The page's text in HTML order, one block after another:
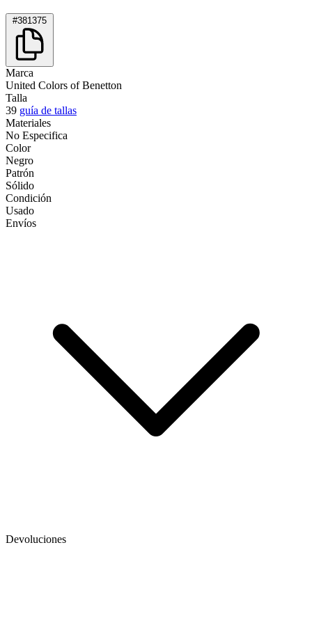
#381375
Marca
United Colors of Benetton
Talla
39 guía de tallas
Materiales
No Especifica
Color
Negro
Patrón
Sólido
Condición
Usado
Envíos
Devoluciones